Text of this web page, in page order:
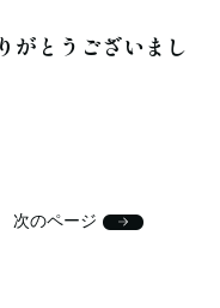
がとうございまし
次のページ